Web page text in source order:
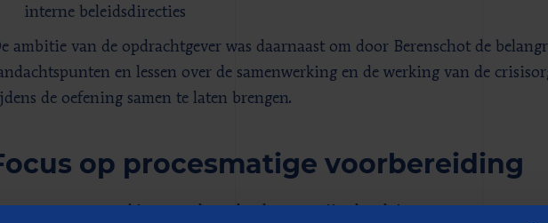
interne beleidsdirecties
ambitie van de opdrachtgever was daarnaast om door Berenschot de
en lessen over de samenwerking en de werking van de
de oefening samen te laten brengen.
op procesmatige voorbereiding